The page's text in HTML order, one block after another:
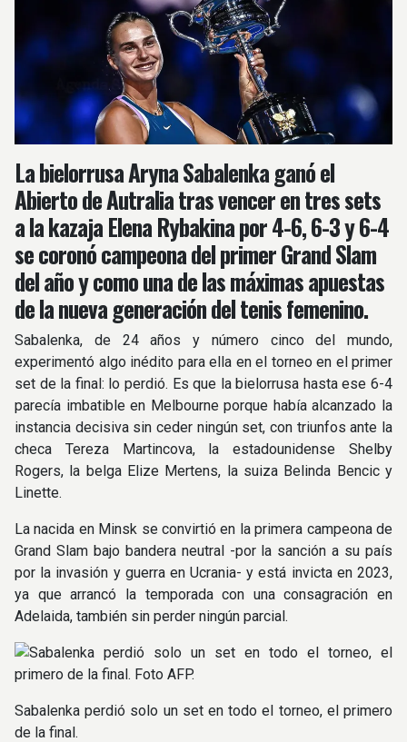
La bielorrusa Aryna Sabalenka ganó el
Abierto de Autralia tras vencer en tres sets
a la kazaja Elena Rybakina por 4-6, 6-3 y 6-4
se coronó campeona del primer Grand Slam
del año y como una de las máximas apuestas
de la nueva generación del tenis femenino.
Sabalenka, de 24 años y número cinco del mundo,
experimentó algo inédito para ella en el torneo en el primer
set de la final: lo perdió. Es que la bielorrusa hasta ese 6-4
parecía imbatible en Melbourne porque había alcanzado la
instancia decisiva sin ceder ningún set, con triunfos ante la
checa Tereza Martincova, la estadounidense Shelby
Rogers, la belga Elize Mertens, la suiza Belinda Bencic y
Linette.
La nacida en Minsk se convirtió en la primera campeona de
Grand Slam bajo bandera neutral -por la sanción a su país
por la invasión y guerra en Ucrania- y está invicta en 2023,
ya que arrancó la temporada con una consagración en
Adelaida, también sin perder ningún parcial.
Sabalenka perdió solo un set en todo el torneo, el primero
de la final.